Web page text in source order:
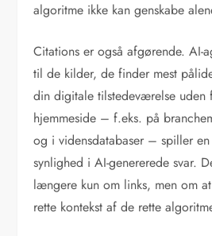
algoritme ikke kan genskabe
Citations er også afgørende. AI-
til de kilder, de finder mest
din digitale tilstedeværelse uden
hjemmeside – f.eks. på
og i vidensdatabaser – spiller
synlighed i AI-genererede svar.
længere kun om links, men om
rette kontekst af de rette